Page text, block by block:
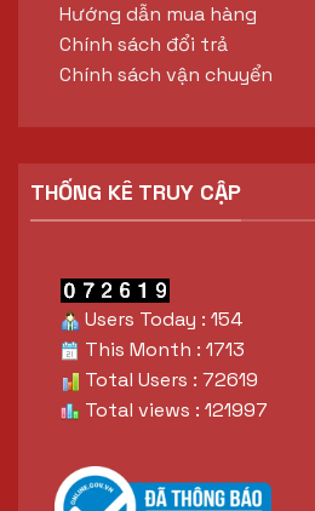
Hướng dẫn mua hàng
Chính sách đổi trả
Chính sách vận chuyển
THỐNG KÊ TRUY CẬP
Users Today : 154
This Month : 1713
Total Users : 72619
Total views : 121997